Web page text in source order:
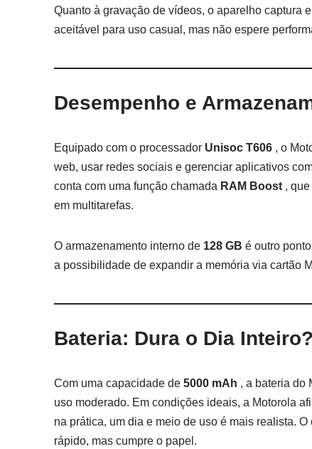
Quanto à gravação de vídeos, o aparelho captura
aceitável para uso casual, mas não espere
Desempenho e
Equipado com o processador Unisoc T606 , o
web, usar redes sociais e gerenciar aplicativos
conta com uma função chamada RAM Boost ,
em multitarefas.
O armazenamento interno de 128 GB é outro
a possibilidade de expandir a memória via cartão
Bateria: Dura o Dia Inteiro?
Com uma capacidade de 5000 mAh , a bateria do
uso moderado. Em condições ideais, a Motorola
na prática, um dia e meio de uso é mais realista.
rápido, mas cumpre o papel.